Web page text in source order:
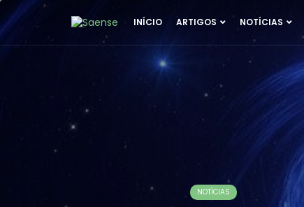
INÍCIO ARTIGOS NOTÍCIAS
NOTÍCIAS